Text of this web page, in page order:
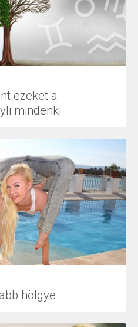
ezeket a
mindenki
hölgye